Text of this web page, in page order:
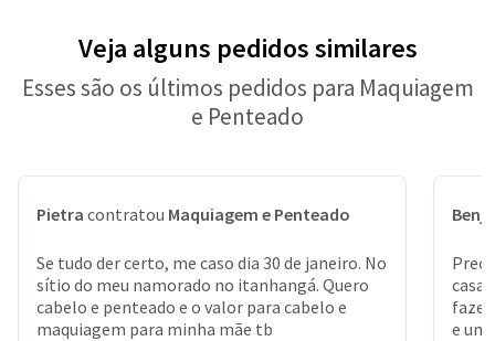
Veja alguns pedidos similares
Esses são os últimos pedidos para Maquiagem
e Penteado
Pietra contratou Maquiagem e Penteado
Se tudo der certo, me caso dia 30 de janeiro. No
sítio do meu namorado no itanhangá. Quero
cabelo e penteado e o valor para cabelo e
maquiagem para minha mãe tb
e